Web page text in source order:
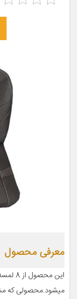
معرفی محصول
این
میشود.محصولی که